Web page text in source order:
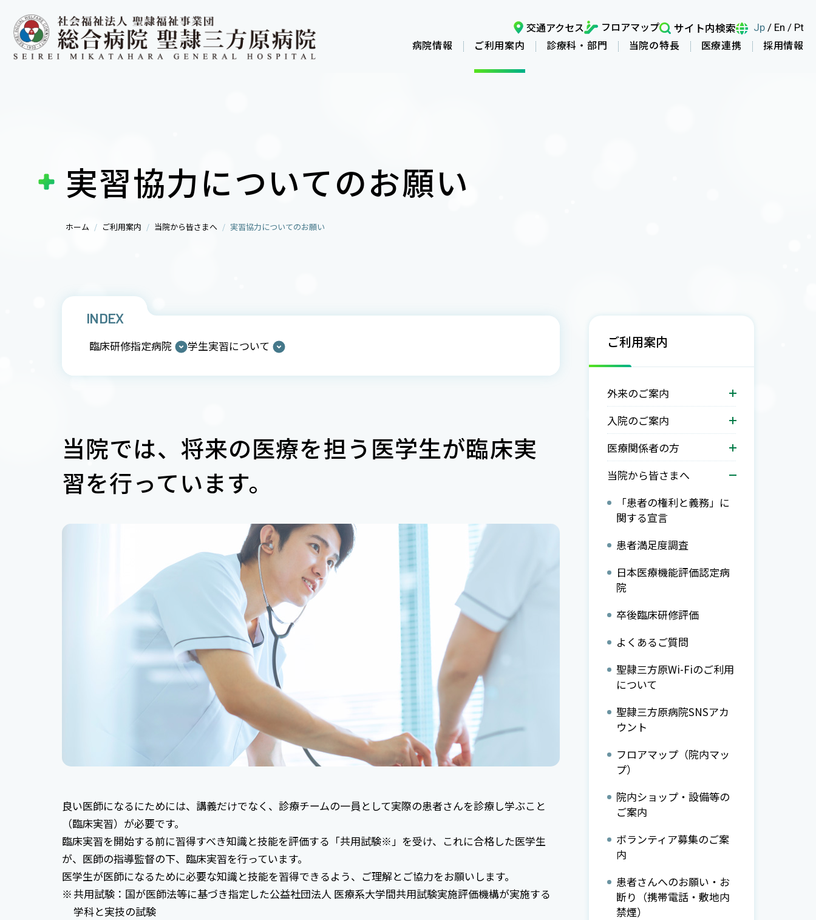
病院情報 ご利用案内 診療科・部門 当院の特長 医療連携 採用情報
交通アクセス フロアマップ サイト内検索 Jp / En / Pt
実習協力についてのお願い
ホーム ご利用案内 当院から皆さまへ 実習協力についてのお願い
INDEX
臨床研修指定病院 学生実習について
当院では、将来の医療を担う医学生が臨床実
習を行っています。
良い医師になるにためには、講義だけでなく、診療チームの一員として実際の患者さんを診療し学ぶこと
（臨床実習）が必要です。
臨床実習を開始する前に習得すべき知識と技能を評価する「共用試験※」を受け、これに合格した医学生
が、医師の指導監督の下、臨床実習を行っています。
医学生が医師になるために必要な知識と技能を習得できるよう、ご理解とご協力をお願いします。
共用試験：国が医師法等に基づき指定した公益社団法人 医療系大学間共用試験実施評価機構が実施する
学科と実技の試験
ご利用案内
外来のご案内
入院のご案内
医療関係者の方
当院から皆さまへ
「患者の権利と義務」に
関する宣言
患者満足度調査
日本医療機能評価認定病
院
卒後臨床研修評価
よくあるご質問
聖隷三方原Wi-Fiのご利用
について
聖隷三方原病院SNSアカ
ウント
フロアマップ（院内マッ
プ）
院内ショップ・設備等の
ご案内
ボランティア募集のご案
内
患者さんへのお願い・お
断り（携帯電話・敷地内
禁煙）